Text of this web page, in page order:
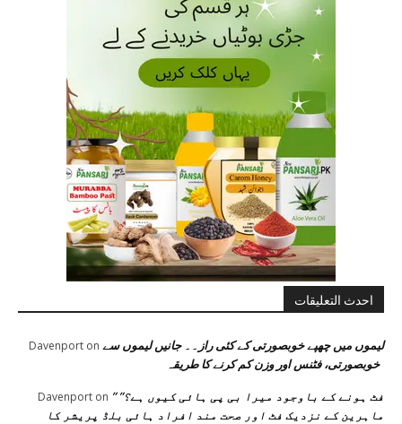
احدث التعليقات
Davenport on لیموں میں چھپے خوبصورتی کے کئی راز۔۔ جانیں لیموں سے
خوبصورتی، فٹنس اور وزن کم کرنے کا طریقہ
Davenport on ” فٹ ہونے کے باوجود میرا بی پی ہائی کیوں ہے؟”
ماہرین کے نزدیک فٹ اور صحت مند افراد ہائی بلڈ پریشر کا